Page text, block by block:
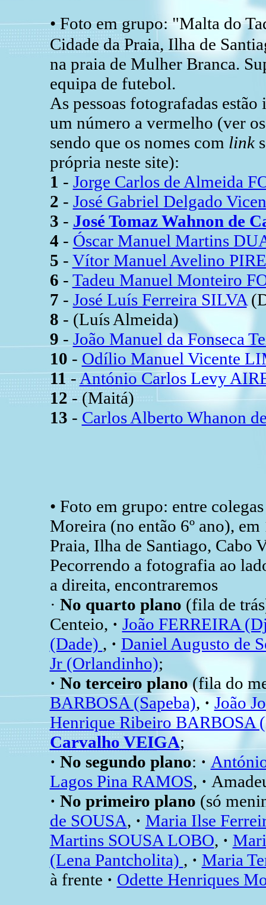
• Foto em grupo: "Malta do
Cidade da Praia, Ilha de
na praia de Mulher Branca.
equipa de futebol.
As pessoas fotografadas
um número a vermelho (ver
sendo que os nomes com link
própria neste site):
1 - Jorge Carlos de Almeida
2 - José Gabriel Delgado
3 - José Tomaz Wahnon de
4 - Óscar Manuel Martins
5 - Vítor Manuel Avelino
6 - Tadeu Manuel Monteiro
7 - José Luís Ferreira SILVA
8 - (Luís Almeida)
9 - João Manuel da Fonseca
10 - Odílio Manuel Vicente
11-António Carlos Levy
12 - (Maitá)
13 - Carlos Alberto Whanon
• Foto em grupo: entre
Moreira (no então 6º ano), em
Praia, Ilha de Santiago, Cabo
Pecorrendo a fotografia ao
a direita, encontraremos
· No quarto plano (fila de
Centeio, · João FERREIRA
(Dade) , · Daniel Augusto de
Jr (Orlandinho);
· No terceiro plano(fila do
BARBOSA (Sapeba), · João
Henrique Ribeiro BARBOSA
Carvalho VEIGA;
· No segundo plano:·
Lagos Pina RAMOS, ·
· No primeiro plano (só
de SOUSA, · Maria Ilse
Martins SOUSA LOBO, ·
(Lena Pantcholita) , · Maria
à frente · Odette Henriques